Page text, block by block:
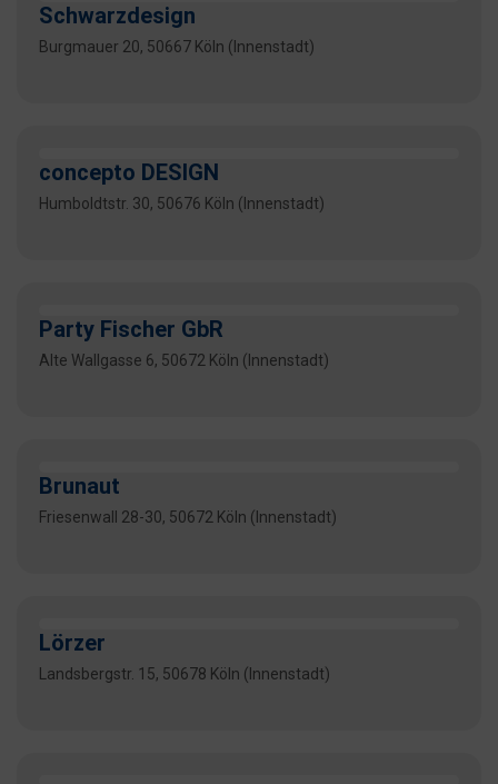
Schwarzdesign
Burgmauer 20, 50667 Köln (Innenstadt)
concepto DESIGN
Humboldtstr. 30, 50676 Köln (Innenstadt)
Party Fischer GbR
Alte Wallgasse 6, 50672 Köln (Innenstadt)
Brunaut
Friesenwall 28-30, 50672 Köln (Innenstadt)
Lörzer
Landsbergstr. 15, 50678 Köln (Innenstadt)